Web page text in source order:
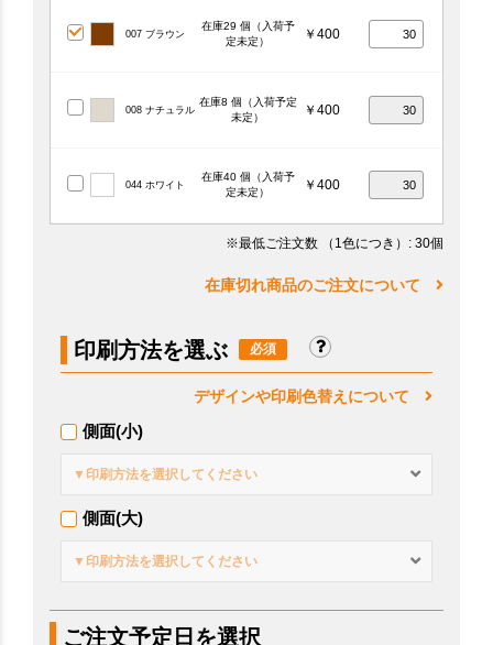
007 ブラウン
在庫29 個（入荷予
定未定）
￥400
008 ナチュラル
在庫8 個（入荷予定
未定）
￥400
044 ホワイト
在庫40 個（入荷予
定未定）
￥400
※最低ご注文数 （1色につき） : 30個
在庫切れ商品のご注文について
印刷方法を選ぶ
デザインや印刷色替えについて
側面(小)
▼印刷方法を選択してください
側面(大)
▼印刷方法を選択してください
ご注文予定日を選択